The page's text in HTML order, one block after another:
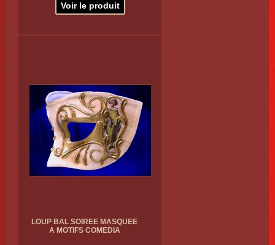
Voir le produit
LOUP BAL SOIREE MASQUEE
A MOTIFS COMEDIA